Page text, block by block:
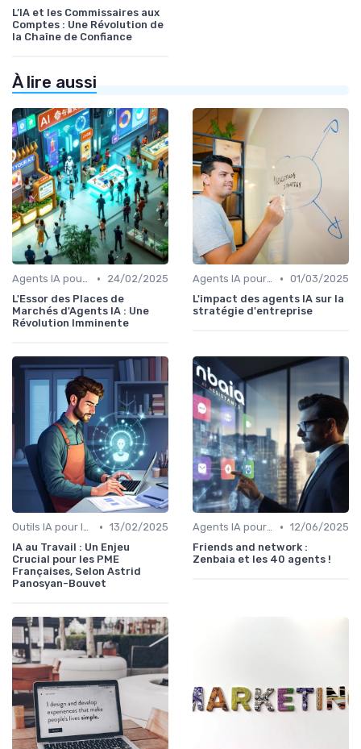
L’IA et les Commissaires aux
Comptes : Une Révolution de
la Chaîne de Confiance
À lire aussi
Agents IA pour les entreprises •
24/02/2025
L'Essor des Places de
Marchés d'Agents IA : Une
Révolution Imminente
Agents IA pour les entreprises • 01/03/2025
L'impact des agents IA sur la
stratégie d'entreprise
Outils IA pour les PME • 13/02/2025
IA au Travail : Un Enjeu
Crucial pour les PME
Françaises, Selon Astrid
Panosyan-Bouvet
Agents IA pour les entreprises • 12/06/2025
Friends and network :
Zenbaia et les 40 agents !